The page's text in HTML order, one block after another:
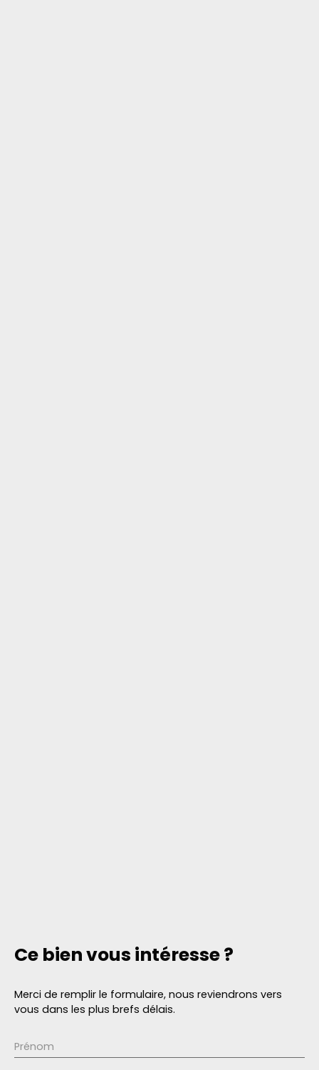
Ce bienvous intéresse ?
Merci de remplir le formulaire, nous reviendrons vers
vous dans les plus brefs délais.
Prénom